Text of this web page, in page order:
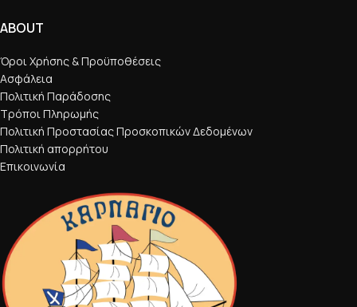
ABOUT
Όροι Χρήσης & Προϋποθέσεις
Ασφάλεια
Πολιτική Παράδοσης
Τρόποι Πληρωμής
Πολιτική Προστασίας Προσκοπικών Δεδομένων
Πολιτική απορρήτου
Επικοινωνία